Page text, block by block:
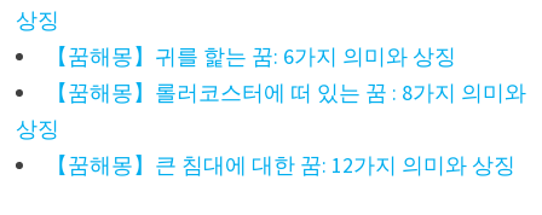
상징
【꿈해몽】귀를 핥는 꿈: 6가지 의미와 상징
【꿈해몽】롤러코스터에 떠 있는 꿈 : 8가지 의미와
상징
【꿈해몽】큰 침대에 대한 꿈: 12가지 의미와 상징